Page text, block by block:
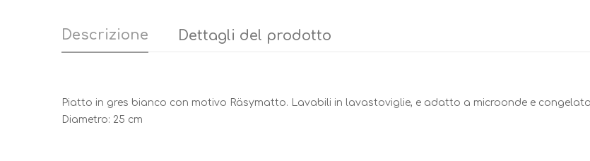
Descrizione Dettagli del prodotto
Piatto in gres bianco con motivo Räsymatto. Lavabili in lavastoviglie, e adatto a microonde e
Diametro: 25 cm